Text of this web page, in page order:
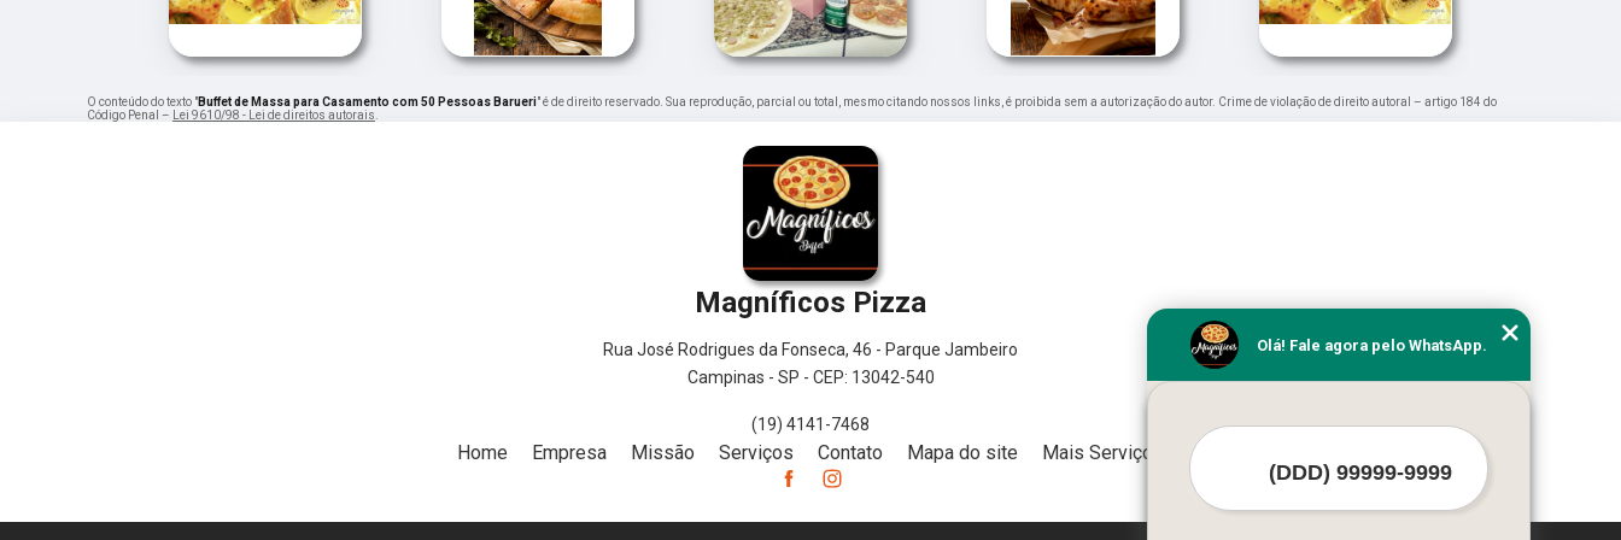
O conteúdo do texto "Buffet de Massa para Casamento com 50 Pessoas Barueri" é de direito reservado. Sua reprodução, parcial ou total, mesmo citando nossos links, é proibida sem a autorização do autor. Crime de violação de direito autoral – artigo 184 do
Código Penal –
Lei 9610/98 - Lei de direitos autorais
Magníficos Pizza
Rua José Rodrigues da Fonseca, 46 - Parque Jambeiro
Campinas - SP - CEP: 13042-540
(19) 4141-7468
Home Empresa Missão Serviços Contato Mapa do site Mais Serviços
Olá! Fale agora pelo WhatsApp.